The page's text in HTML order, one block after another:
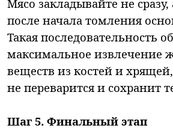
Мясо закладывайте не сразу,
после начала томления
Такая последовательность
максимальное извлечение
веществ из костей и
не переварится и сохранит
Шаг 5. Финальный этап